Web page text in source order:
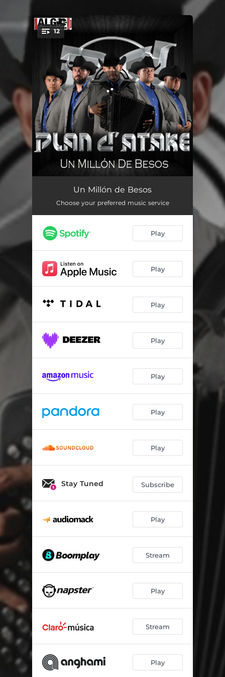
You're all set!
12
Un Millón de Besos
Cuanto Vales Ahora 02:37
No Discutamos 03:46
Linda Chaparrita
Que Vergüenza Me Da 03:23
La Calma
El de la Baja 03:10
02:57
03:11
Mi Chaparrita 02:47
Un Millón de Besos
Choose your preferred music service
Play
Play
Play
Play
Play
Play
Play
Stay Tuned Subscribe
Play
Stream
Play
Stream
Play